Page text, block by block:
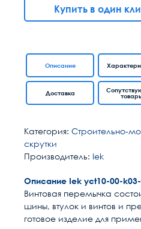
Купить в один
Описание
Доставка
Категория: Строительно-
скрутки
Производитель: Iek
Описание Iek yct10-00-
Винтовая перемычка
шины, втулок и винтов и
готовое изделие для